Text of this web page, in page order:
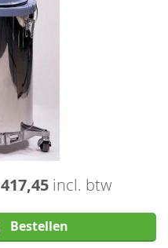
incl. btw
Bestellen